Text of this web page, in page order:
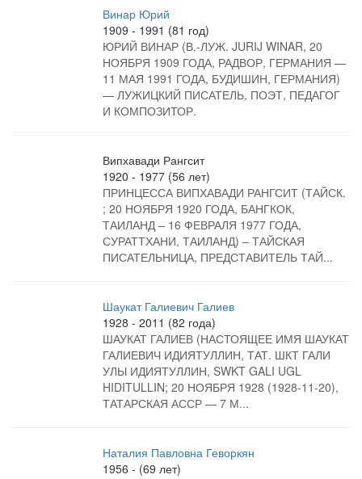
Винар Юрий
1909 - 1991 (81 год)
ЮРИЙ ВИНАР (В.-ЛУЖ. JURIJ WINAR, 20
НОЯБРЯ 1909 ГОДА, РАДВОР, ГЕРМАНИЯ —
11 МАЯ 1991 ГОДА, БУДИШИН, ГЕРМАНИЯ)
— ЛУЖИЦКИЙ ПИСАТЕЛЬ, ПОЭТ, ПЕДАГОГ
И КОМПОЗИТОР.
Випхавади Рангсит
1920 - 1977 (56 лет)
ПРИНЦЕССА ВИПХАВАДИ РАНГСИТ (ТАЙСК.
; 20 НОЯБРЯ 1920 ГОДА, БАНГКОК,
ТАИЛАНД – 16 ФЕВРАЛЯ 1977 ГОДА,
СУРАТТХАНИ, ТАИЛАНД) – ТАЙСКАЯ
ПИСАТЕЛЬНИЦА, ПРЕДСТАВИТЕЛЬ ТАЙ...
Шаукат Галиевич Галиев
1928 - 2011 (82 года)
ШАУКАТ ГАЛИЕВ (НАСТОЯЩЕЕ ИМЯ ШАУКАТ
ГАЛИЕВИЧ ИДИЯТУЛЛИН, ТАТ. ШКТ ГАЛИ
УЛЫ ИДИЯТУЛЛИН, SWKT GALI UGL
HIDITULLIN; 20 НОЯБРЯ 1928 (1928-11-20),
ТАТАРСКАЯ АССР — 7 М...
Наталия Павловна Геворкян
1956 - (69 лет)